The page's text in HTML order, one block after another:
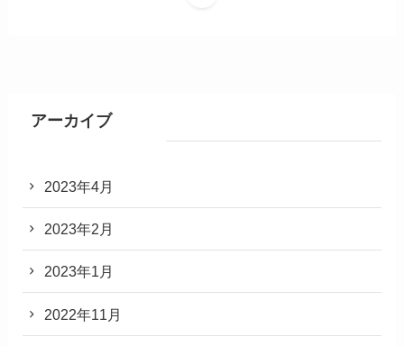
アーカイブ
2023年4月
2023年2月
2023年1月
2022年11月